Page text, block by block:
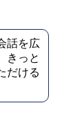
話を広
きっと
だける